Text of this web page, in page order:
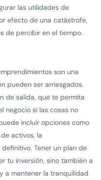
las utilidades de
efecto de una catástrofe,
de percibir en el tiempo.
son una
pueden ser arriesgados.
de salida, que te permita
negocio si las cosas no
incluir opciones como
activos, la
Tener un plan de
tu inversión, sino también a
a mantener la tranquilidad